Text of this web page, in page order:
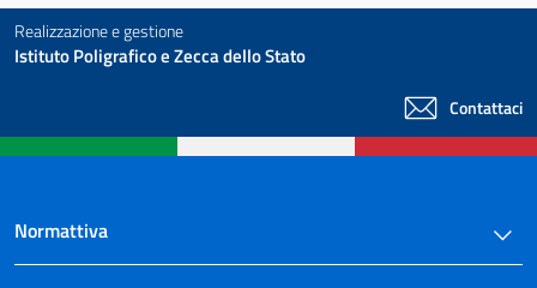
Realizzazione e gestione
Istituto Poligrafico e Zecca dello Stato
Contattaci
Normattiva